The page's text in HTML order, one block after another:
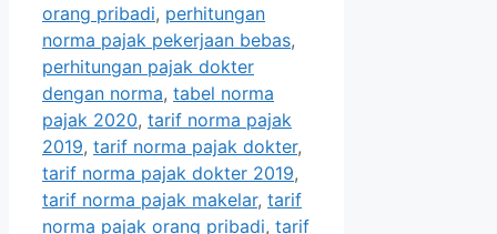
orang pribadi, perhitungan
norma pajak pekerjaan bebas,
perhitungan pajak dokter
dengan norma, tabel norma
pajak 2020, tarif norma pajak
2019, tarif norma pajak dokter,
tarif norma pajak dokter 2019,
tarif norma pajak makelar, tarif
norma pajak orang pribadi, tarif